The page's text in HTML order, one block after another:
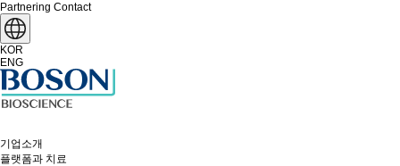
Partnering Contact
KOR
ENG
기업소개
플랫폼과 치료